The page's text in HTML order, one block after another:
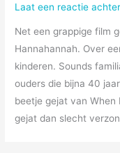
Laat een reactie achter
Net een grappige film
Hannahannah. Over
kinderen. Sounds
ouders die bijna 40
beetje gejat van
gejat dan slecht